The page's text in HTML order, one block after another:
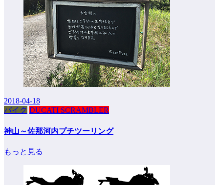
2018-04-18
バイク DUCATI SCRAMBLER
神山～佐那河内プチツーリング
もっと見る